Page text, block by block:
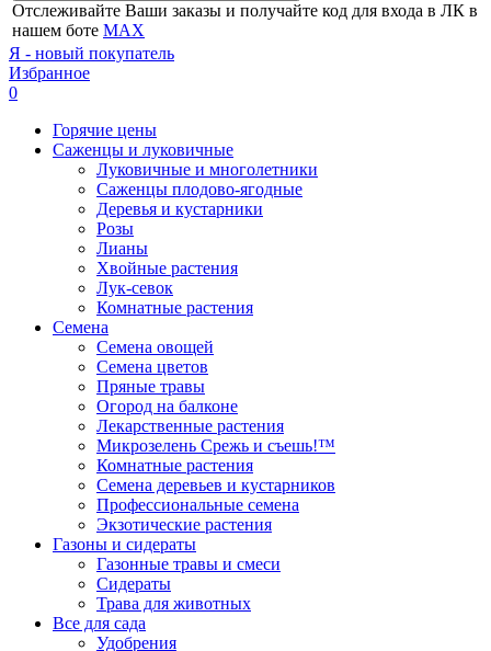
Отслеживайте Ваши заказы и получайте код для входа в ЛК в
нашем боте MAX
Я - новый покупатель
Избранное
0
Горячие цены
Саженцы и луковичные
Луковичные и многолетники
Саженцы плодово-ягодные
Деревья и кустарники
Розы
Лианы
Хвойные растения
Лук-севок
Комнатные растения
Семена
Семена овощей
Семена цветов
Пряные травы
Огород на балконе
Лекарственные растения
Микрозелень Срежь и съешь!™
Комнатные растения
Семена деревьев и кустарников
Профессиональные семена
Экзотические растения
Газоны и сидераты
Газонные травы и смеси
Сидераты
Трава для животных
Все для сада
Удобрения